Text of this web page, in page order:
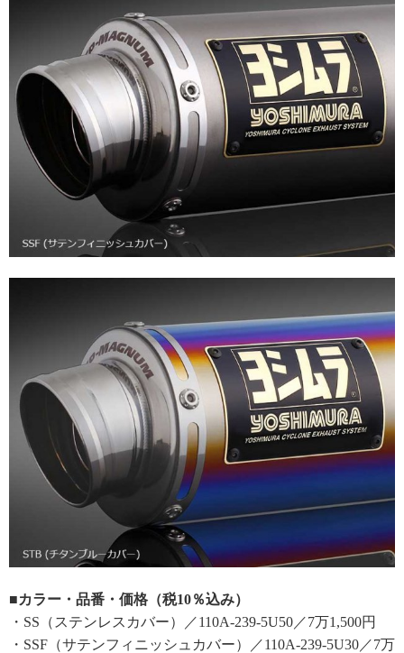
■カラー・品番・価格（税10％込み）
・SS（ステンレスカバー）／110A-239-5U50／7万1,500円
・SSF（サテンフィニッシュカバー）／110A-239-5U30／7万